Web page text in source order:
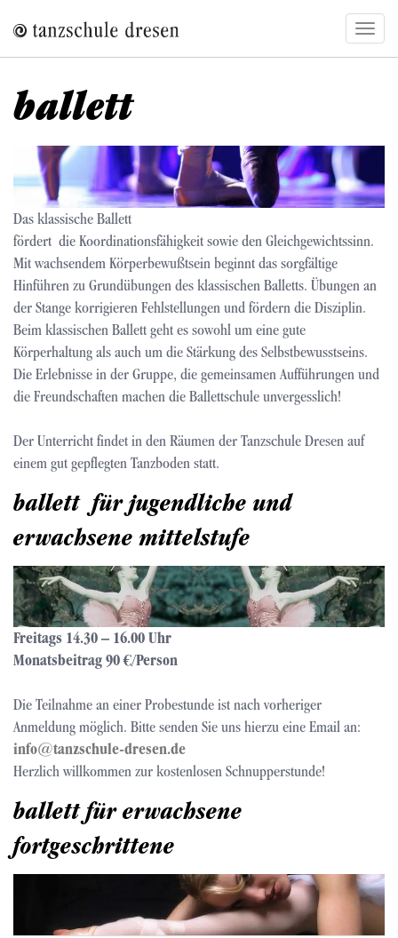
zum
Inhalt
ballett
Das klassische Ballett
fördert die Koordinationsfähigkeit sowie den Gleichgewichtssinn.
Mit wachsendem Körperbewußtsein beginnt das sorgfältige
Hinführen zu Grundübungen des klassischen Balletts. Übungen an
der Stange korrigieren Fehlstellungen und fördern die Disziplin.
Beim klassischen Ballett geht es sowohl um eine gute
Körperhaltung als auch um die Stärkung des Selbstbewusstseins.
Die Erlebnisse in der Gruppe, die gemeinsamen Aufführungen und
die Freundschaften machen die Ballettschule unvergesslich!
Der Unterricht findet in den Räumen der Tanzschule Dresen auf
einem gut gepflegten Tanzboden statt.
ballett für jugendliche und
erwachsene mittelstufe
Freitags 14.30 – 16.00 Uhr
Monatsbeitrag 90 €/Person
Die Teilnahme an einer Probestunde ist nach vorheriger
Anmeldung möglich. Bitte senden Sie uns hierzu eine Email an:
info@tanzschule-dresen.de
Herzlich willkommen zur kostenlosen Schnupperstunde!
ballett für erwachsene
fortgeschrittene